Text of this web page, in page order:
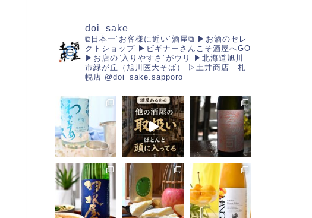
doi_sake
⧉日本一”お客様に近い”酒屋⧉ ▶︎お酒のセレ
クトショップ▶︎ビギナーさんこそ酒屋へGO
▶︎お店の”入りやすさ”がウリ
▶︎北海道旭川
市緑が丘（旭川医大そば）
▷土井商店 札
幌店 @doi_sake.sapporo